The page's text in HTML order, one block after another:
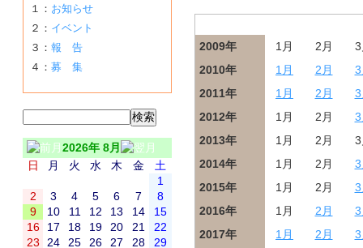
１： お知らせ
２： イベント
３： 報 告
４： 募 集
2026年 8月
日
月 火 水 木 金
土
1
2
3 4 5 6 7
8
9
10 11 12 13 14
15
16
17 18 19 20 21
22
23
24 25 26 27 28
29
2009年
1月 2月
3
2010年
1月 2月
3
2011年
1月 2月
3
2012年
1月 2月
3
2013年
1月 2月
3
2014年
1月 2月
3
2015年
1月 2月
3
2016年
1月 2月
3
2017年
1月 2月
3